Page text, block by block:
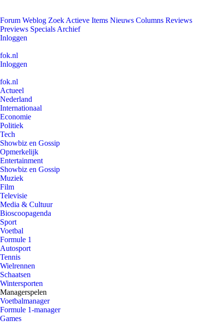
Forum Weblog Zoek Actieve Items Nieuws Columns Reviews
Previews Specials Archief
Inloggen
fok.nl
Inloggen
fok.nl
Actueel
Nederland
Internationaal
Economie
Politiek
Tech
Showbiz en Gossip
Opmerkelijk
Entertainment
Showbiz en Gossip
Muziek
Film
Televisie
Media & Cultuur
Bioscoopagenda
Sport
Voetbal
Formule 1
Autosport
Tennis
Wielrennen
Schaatsen
Wintersporten
Managerspelen
Voetbalmanager
Formule 1-manager
Games